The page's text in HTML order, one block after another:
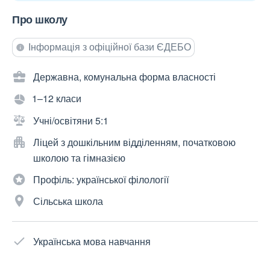
Про школу
Інформація з офіційної бази ЄДЕБО
Державна, комунальна форма власності
1–12 класи
Учні/освітяни 5:1
Ліцей з дошкільним відділенням, початковою
школою та гімназією
Профіль: української філології
Сільська школа
Українська мова навчання